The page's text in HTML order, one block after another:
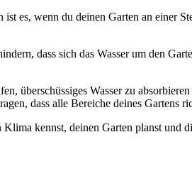
es, wenn du deinen Garten an einer
dass sich das Wasser um den
überschüssiges Wasser zu
dass alle Bereiche deines Gartens
kennst, deinen Garten planst und